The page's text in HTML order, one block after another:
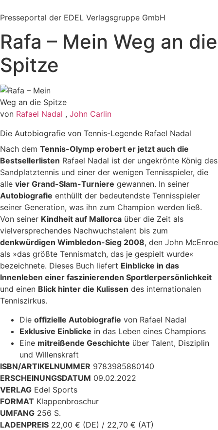
Inhalt
Presseportal der EDEL Verlagsgruppe GmbH
Rafa – Mein Weg an die
Spitze
von Rafael Nadal , John Carlin
Die Autobiografie von Tennis-Legende Rafael Nadal
Nach dem Tennis-Olymp erobert er jetzt auch die
Bestsellerlisten Rafael Nadal ist der ungekrönte König des
Sandplatztennis und einer der wenigen Tennisspieler, die
alle vier Grand-Slam-Turniere gewannen. In seiner
Autobiografie enthüllt der bedeutendste Tennisspieler
seiner Generation, was ihn zum Champion werden ließ.
Von seiner Kindheit auf Mallorca über die Zeit als
vielversprechendes Nachwuchstalent bis zum
denkwürdigen Wimbledon-Sieg 2008, den John McEnroe
als »das größte Tennismatch, das je gespielt wurde«
bezeichnete. Dieses Buch liefert Einblicke in das
Innenleben einer faszinierenden Sportlerpersönlichkeit
und einen Blick hinter die Kulissen des internationalen
Tenniszirkus.
Die offizielle Autobiografie von Rafael Nadal
Exklusive Einblicke in das Leben eines Champions
Eine mitreißende Geschichte über Talent, Disziplin
und Willenskraft
ISBN/ARTIKELNUMMER 9783985880140
ERSCHEINUNGSDATUM 09.02.2022
VERLAG Edel Sports
FORMAT Klappenbroschur
UMFANG 256 S.
LADENPREIS 22,00 € (DE) / 22,70 € (AT)